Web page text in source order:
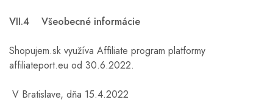
VII.4 Všeobecné informácie
Shopujem.sk využíva Affiliate program platformy
affiliateport.eu od 30.6.2022.
V Bratislave, dňa 15.4.2022